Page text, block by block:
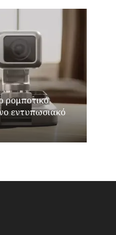
ρομποτικό
εντυπωσιακό